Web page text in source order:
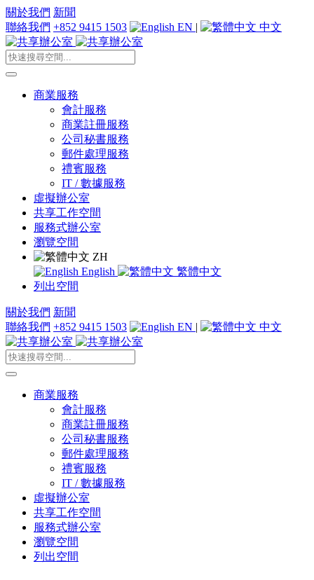
關於我們 新聞
聯絡我們 +852 9415 1503 EN | 中文
商業服務
會計服務
商業註冊服務
公司秘書服務
郵件處理服務
禮賓服務
IT / 數據服務
虛擬辦公室
共享工作空間
服務式辦公室
瀏覽空間
ZH
English
繁體中文
列出空間
關於我們 新聞
聯絡我們 +852 9415 1503 EN | 中文
商業服務
會計服務
商業註冊服務
公司秘書服務
郵件處理服務
禮賓服務
IT / 數據服務
虛擬辦公室
共享工作空間
服務式辦公室
瀏覽空間
列出空間